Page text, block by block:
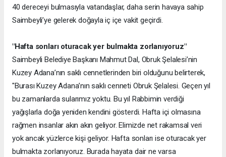
40 dereceyi bulmasıyla vatandaşlar, daha serin havaya sahip
Saimbeyli’ye gelerek doğayla iç içe vakit geçirdi.
"Hafta sonları oturacak yer bulmakta zorlanıyoruz"
Saimbeyli Belediye Başkanı Mahmut Dal, Obruk Şelalesi’nin
Kuzey Adana’nın saklı cennetlerinden biri olduğunu belirterek,
"Burası Kuzey Adana’nın saklı cenneti Obruk Şelalesi. Geçen yıl
bu zamanlarda sularımız yoktu. Bu yıl Rabbimin verdiği
yağışlarla doğa yeniden kendini gösterdi. Hafta içi olmasına
rağmen insanlar akın akın geliyor. Elimizde net rakamsal veri
yok ancak yüzlerce kişi geliyor. Hafta sonları ise oturacak yer
bulmakta zorlanıyoruz. Burada hayata dair ne varsa